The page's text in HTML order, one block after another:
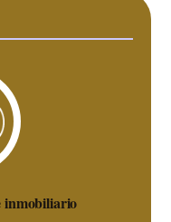
inmobiliario